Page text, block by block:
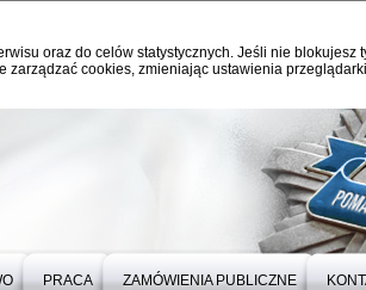
oraz do celów statystycznych. Jeśli nie blokujesz
cookies, zmieniając ustawienia
PRACA ZAMÓWIENIA PUBLICZNE